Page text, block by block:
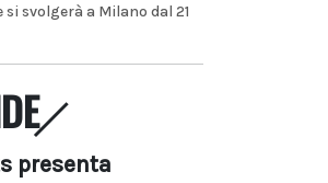
svolgerà a Milano dal 21
presenta